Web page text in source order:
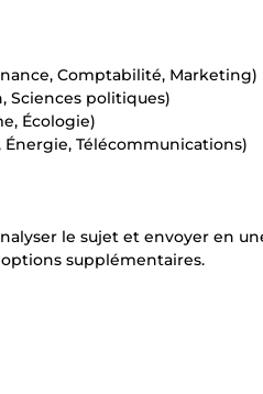
Comptabilité, Marketing)
Sciences politiques)
Écologie)
Télécommunications)
le sujet et envoyer en
supplémentaires.